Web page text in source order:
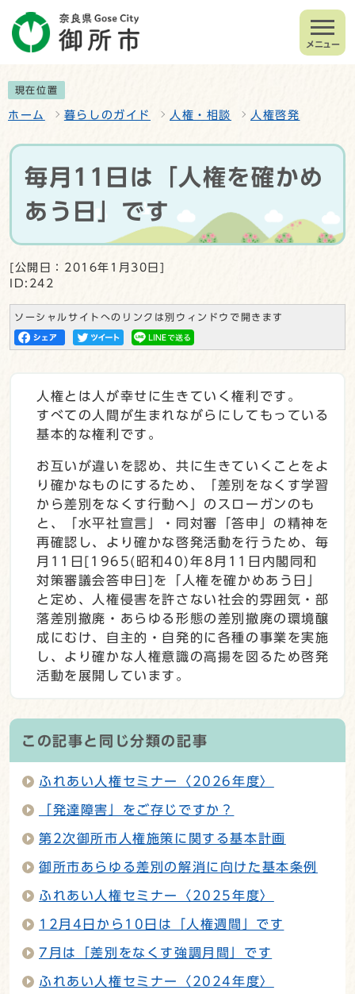
メニュー
現在位置
ホーム 暮らしのガイド 人権・相談 人権啓発
毎月11日は「人権を確かめ
あう日」です
[公開日：2016年1月30日]
ID:242
ソーシャルサイトへのリンクは別ウィンドウで開きます
人権とは人が幸せに生きていく権利です。
すべての人間が生まれながらにしてもっている
基本的な権利です。
お互いが違いを認め、共に生きていくことをよ
り確かなものにするため、「差別をなくす学習
から差別をなくす行動ヘ」のスローガンのも
と、「水平社宣言」・同対審「答申」の精神を
再確認し、より確かな啓発活動を行うため、毎
月11日[1965(昭和40)年8月11日内閣同和
対策審議会答申日]を「人権を確かめあう日」
と定め、人権侵害を許さない社会的雰囲気・部
落差別撤廃・あらゆる形態の差別撤廃の環境醸
成にむけ、自主的・自発的に各種の事業を実施
し、より確かな人権意識の高揚を図るため啓発
活動を展開しています。
この記事と同じ分類の記事
ふれあい人権セミナー〈2026年度〉
「発達障害」をご存じですか？
第2次御所市人権施策に関する基本計画
御所市あらゆる差別の解消に向けた基本条例
ふれあい人権セミナー〈2025年度〉
12月4日から10日は「人権週間」です
7月は「差別をなくす強調月間」です
ふれあい人権セミナー〈2024年度〉